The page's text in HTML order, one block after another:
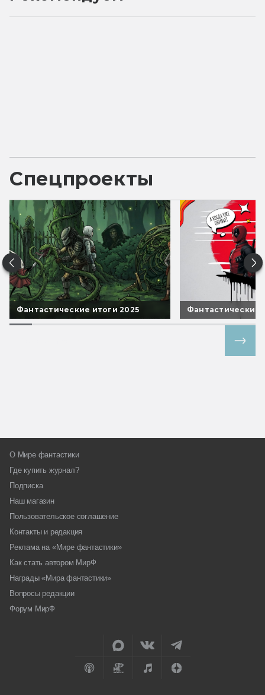
Спецпроекты
Фантастические итоги 2025 Фантастические
О Мире фантастики
Где купить журнал?
Подписка
Наш магазин
Пользовательское соглашение
Контакты и редакция
Реклама на «Мире фантастики»
Как стать автором МирФ
Награды «Мира фантастики»
Вопросы редакции
Форум МирФ